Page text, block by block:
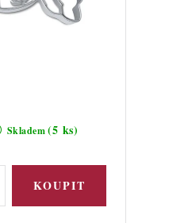
Skladem(5 ks)